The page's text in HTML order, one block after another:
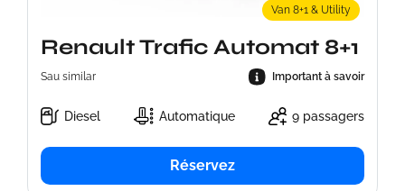
Van 8+1 & Utility
Renault Trafic Automat 8+1
Sau similar Important à savoir
Diesel Automatique 9 passagers
Réservez